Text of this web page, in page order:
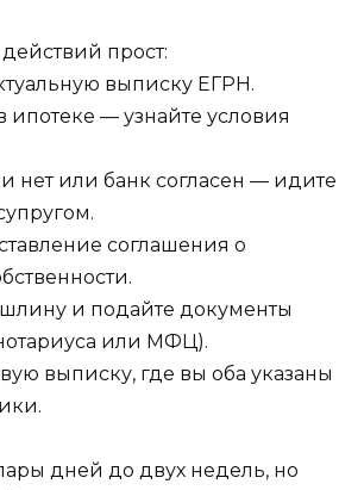
прост:
выписку ЕГРН.
ипотеке — узнайте условия
нет или банк согласен — идите
соглашения о
и подайте документы
или МФЦ).
выписку, где вы оба указаны
дней до двух недель, но